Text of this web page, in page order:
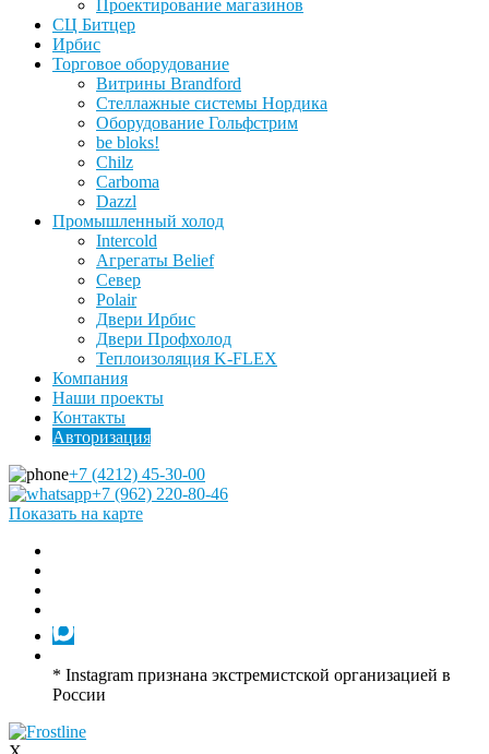
Проектирование магазинов
СЦ Битцер
Ирбис
Торговое оборудование
Витрины Brandford
Стеллажные системы Нордика
Оборудование Гольфстрим
be bloks!
Chilz
Carboma
Dazzl
Промышленный холод
Intercold
Агрегаты Belief
Север
Polair
Двери Ирбис
Двери Профхолод
Теплоизоляция K-FLEX
Компания
Наши проекты
Контакты
Авторизация
+7 (4212) 45-30-00
+7 (962) 220-80-46
Показать на карте
* Instagram признана экстремистской организацией в
России